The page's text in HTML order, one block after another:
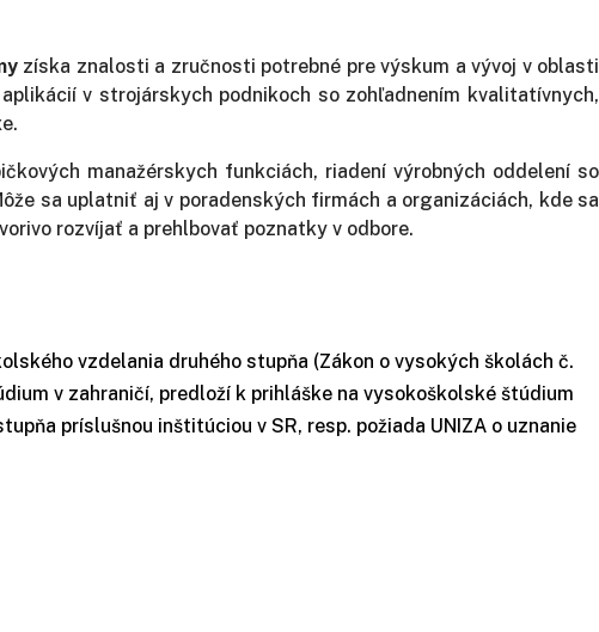
získa znalosti a zručnosti potrebné pre výskum a vývoj v oblasti
v strojárskych podnikoch so zohľadnením kvalitatívnych,
manažérskych funkciách, riadení výrobných oddelení so
sa uplatniť aj v poradenských firmách a organizáciách, kde sa
rozvíjať a prehlbovať poznatky v odbore.
vzdelania druhého stupňa (Zákon o vysokých školách č.
v zahraničí, predloží k prihláške na vysokoškolské štúdium
príslušnou inštitúciou v SR, resp. požiada UNIZA o uznanie